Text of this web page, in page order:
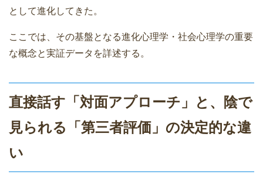
として進化してきた。
ここでは、その基盤となる進化心理学・社会心理学の重要
な概念と実証データを詳述する。
直接話す「対面アプローチ」と、陰で
見られる「第三者評価」の決定的な違
い